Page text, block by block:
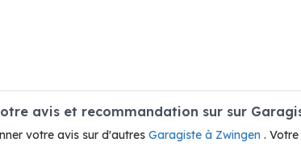
avis et recommandation sur sur
votre avis sur d'autres Garagiste à Zwingen . Votre